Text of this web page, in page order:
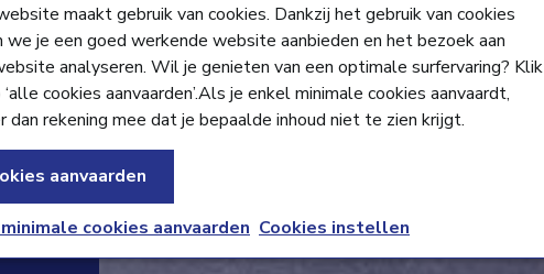
maakt gebruik van cookies. Dankzij het gebruik van cookies
we je een goed werkende website aanbieden en het bezoek aan
analyseren. Wil je genieten van een optimale surfervaring? Klik
cookies aanvaarden’.Als je enkel minimale cookies aanvaardt,
dan rekening mee dat je bepaalde inhoud niet te zien krijgt.
aanvaarden
cookies aanvaarden Cookies instellen